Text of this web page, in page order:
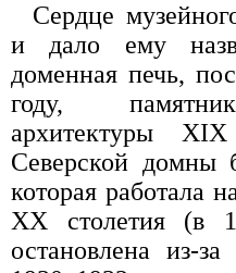
Сердце
и дало ему
доменная печь,
году,
архитектуры
Северской домны
которая работала
XX столетия (в
остановлена из-